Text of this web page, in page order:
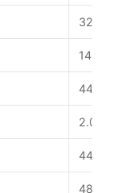
3200
1400
448
2.08
44/54
485